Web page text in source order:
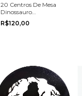
20 Centros De Mesa
Dinossauro
Personalizados
R$120,00